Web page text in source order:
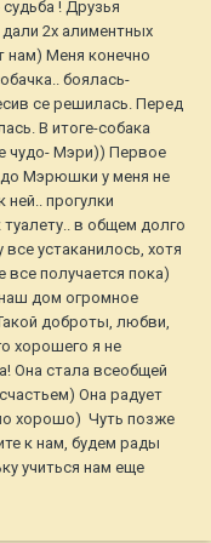
! Друзья
2х алиментных
нам) Меня конечно
боялась-
се решилась. Перед
В итоге-собака
чудо- Мэри)) Первое
Мэрюшки у меня не
прогулки
в общем долго
устаканилось, хотя
все получается пока)
дом огромное
доброты, любви,
хорошего я не
Она стала всеобщей
Она радует
хорошо) Чуть позже
к нам, будем рады
учиться нам еще